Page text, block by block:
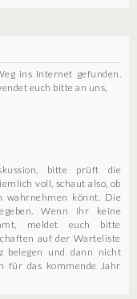
ins Internet gefunden.
euch bitte an uns,
bitte prüft die
voll, schaut also, ob
wahrnehmen könnt. Die
Wenn ihr keine
meldet euch bitte
auf der Warteliste
belegen und dann nicht
für das kommende Jahr